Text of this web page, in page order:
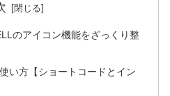
のアイコン機能をざっくり整
い方【ショートコードとイン